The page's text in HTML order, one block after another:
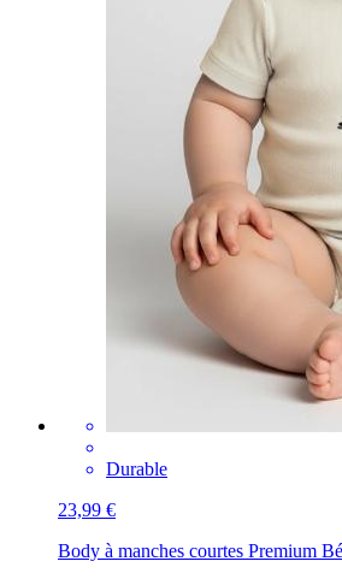
Durable
23,99 €
Body à manches courtes Premium